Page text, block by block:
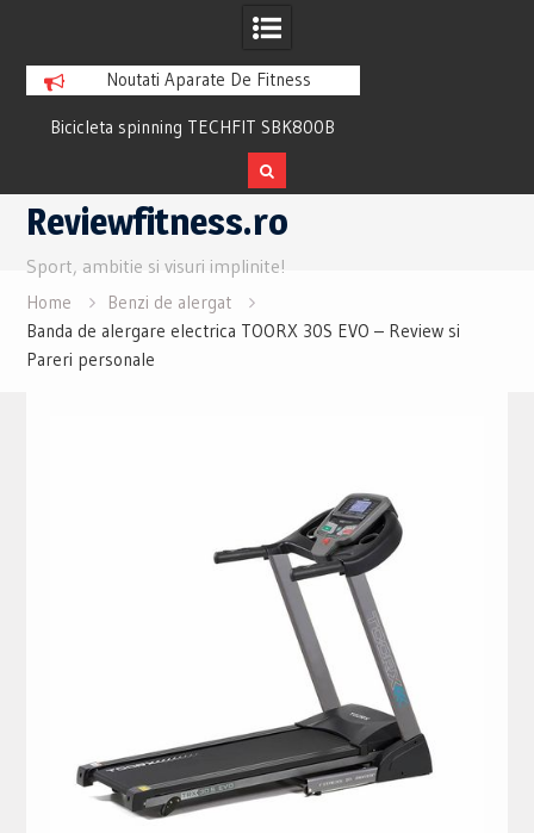
Noutati Aparate De Fitness
Bicicleta spinning TECHFIT SBK800B
Review si Pareri utile
Skip
content
Reviewfitness.ro
Sport, ambitie si visuri implinite!
Home
Benzi de alergat
Banda de alergare electrica TOORX 30S EVO – Review si
Pareri personale